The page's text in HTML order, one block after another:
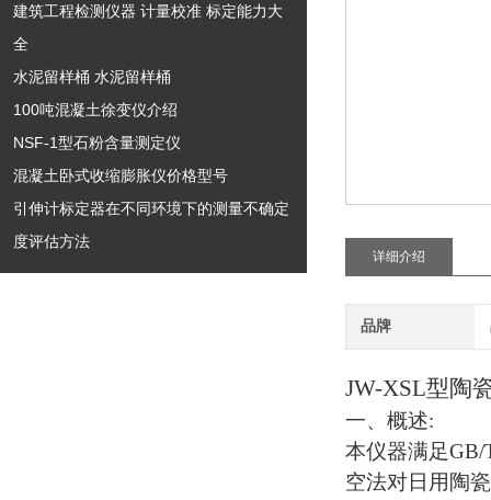
详细介绍
品牌
JW-XSL型陶
一、 概述:
本仪器满足GB/
空法对日用陶
建筑工程检测仪器 计量校准 标定能力大
全
水泥留样桶 水泥留样桶
100吨混凝土徐变仪介绍
NSF-1型石粉含量测定仪
混凝土卧式收缩膨胀仪价格型号
引伸计标定器在不同环境下的测量不确定
度评估方法